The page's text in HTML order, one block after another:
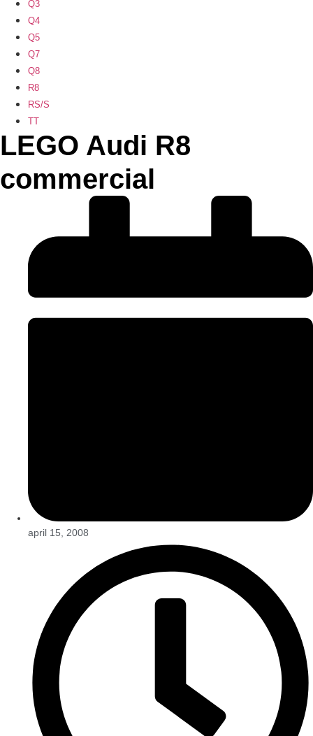
Q3
Q4
Q5
Q7
Q8
R8
RS/S
TT
LEGO Audi R8
commercial
april 15, 2008